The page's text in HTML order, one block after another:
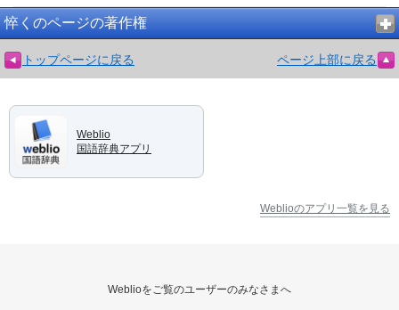
悴くのページの著作権
トップページに戻る ページ上部に戻る
Weblio
国語辞典アプリ
Weblioのアプリ一覧を見る
Weblioをご覧のユーザーのみなさまへ